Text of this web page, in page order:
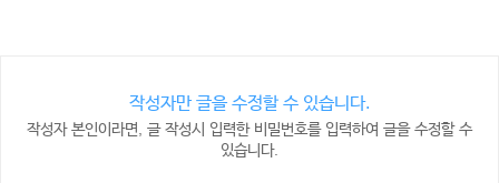
작성자만 글을 수정할 수 있습니다.
작성자 본인이라면, 글 작성시 입력한 비밀번호를 입력하여 글을 수정할 수
있습니다.